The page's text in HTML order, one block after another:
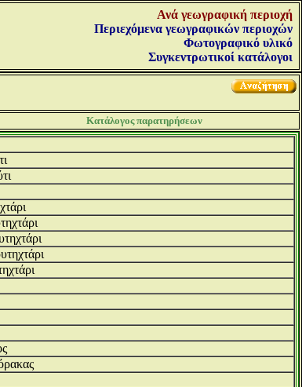
Ανά γεωγραφική περιοχή
Περιεχόμενα γεωγραφικών περιοχών
Φωτογραφικό υλικό
Συγκεντρωτικοί κατάλογοι
Κατάλογος παρατηρήσεων